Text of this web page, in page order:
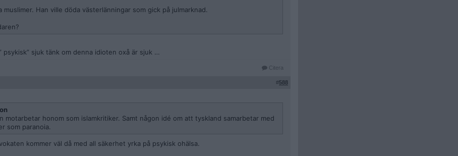
Han ville döda västerlänningar som gick på julmarknad.
sjuk tänk om denna idioten oxå är sjuk …
Citera
#588
honom som islamkritiker. Samt någon idé om att tyskland samarbetar med
som paranoia.
kommer väl då med all säkerhet yrka på psykisk ohälsa.